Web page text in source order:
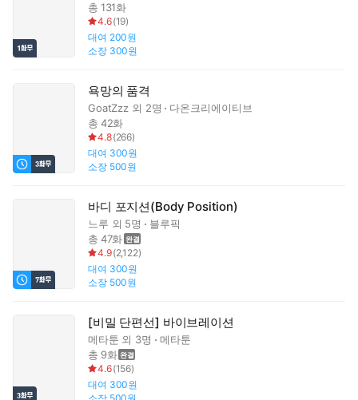
총 131화
4.6(19)
대여 200원
소장 300원
욕망의 품격
GoatZzz 외 2명
다온크리에이티브
총 42화
4.8(266)
대여 300원
소장 500원
바디 포지션(Body Position)
느루 외 5명
블루픽
총 47화
4.9(2,122)
대여 300원
소장 500원
[비밀 단편선] 바이브레이션
메타툰 외 3명
메타툰
총 9화
4.6(156)
대여 300원